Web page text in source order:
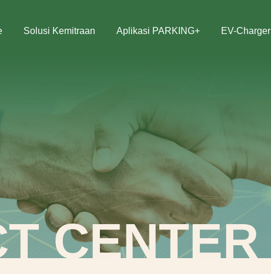
Solusi Kemitraan Aplikasi PARKING+ EV-Charger
CENTER